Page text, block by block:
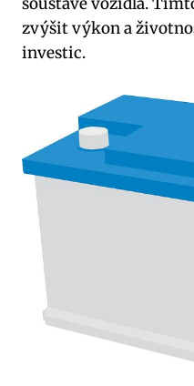
zvýšit výkon a
investic.